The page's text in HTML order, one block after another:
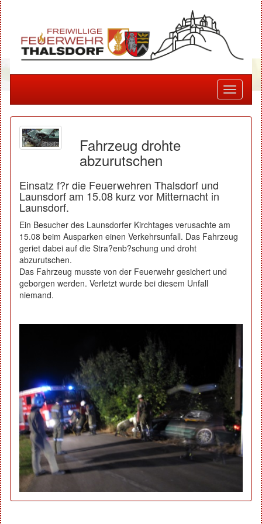
Toggle
Fahrzeug drohte
abzurutschen
Einsatz f?r die Feuerwehren Thalsdorf und
Launsdorf am 15.08 kurz vor Mitternacht in
Launsdorf.
Ein Besucher des Launsdorfer Kirchtages verusachte am
15.08 beim Ausparken einen Verkehrsunfall. Das Fahrzeug
geriet dabei auf die Stra?enb?schung und droht
abzurutschen.
Das Fahrzeug musste von der Feuerwehr gesichert und
geborgen werden. Verletzt wurde bei diesem Unfall
niemand.